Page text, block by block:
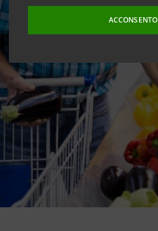
ACCONSENTO